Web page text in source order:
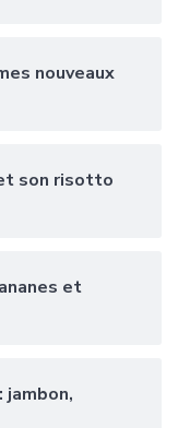
nouveaux
son risotto
et
jambon,